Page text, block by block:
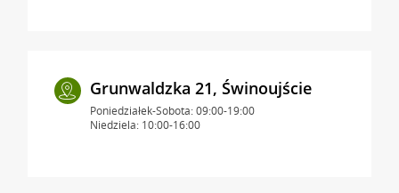
Grunwaldzka 21, Świnoujście
Poniedziałek-Sobota: 09:00-19:00
Niedziela: 10:00-16:00